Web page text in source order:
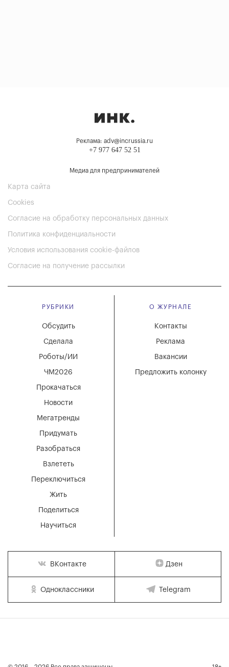
Реклама: adv@incrussia.ru
+7 977 647 52 51
Медиа для предпринимателей
Карта сайта
Cookies
Согласие на обработку персональных данных
Политика конфиденциальности
Условия использования cookie-файлов
Согласие на получение рассылки
РУБРИКИ
Мегатренды
Придумать
Разобраться
Взлететь
Новости
Переключиться
Жить
Поделиться
Научиться
Обсудить
Сделала
Роботы/ИИ
ЧМ2026
Прокачаться
О ЖУРНАЛЕ
Вакансии
Реклама
Контакты
Предложить колонку
ВКонтакте Дзен
Одноклассники Telegram